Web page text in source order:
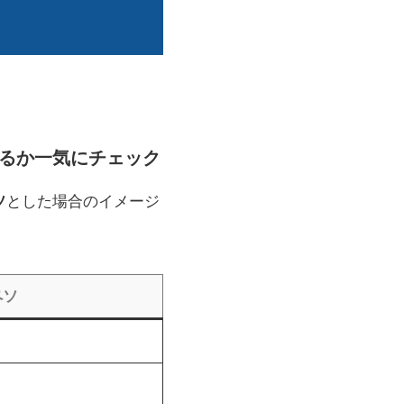
か一気にチェック
とした場合のイメージ